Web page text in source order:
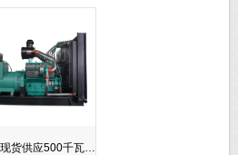
货供应500千瓦…